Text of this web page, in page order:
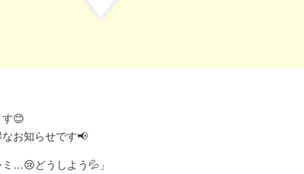
す😊
お知らせです📢
ミ…😢どうしよう💦」